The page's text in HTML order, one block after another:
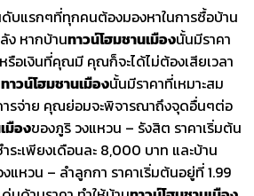
รกๆที่ทุกคนต้องมองหาในการซื้อบ้าน
ง หากบ้านทาวน์โฮมชานเมืองนั้นมีราคา
อเงินที่คุณมี คุณก็จะได้ไม่ต้องเสียเวลา
ทาวน์โฮมชานเมืองนั้นมีราคาที่เหมาะสม
รจ่าย คุณย่อมจะพิจารณาถึงจุดอื่นๆต่อ
มืองของภูริ วงแหวน – รังสิต ราคาเริ่มต้น
ระเพียงเดือนละ 8,000 บาท และบ้าน
งแหวน – ลำลูกกา ราคาเริ่มต้นอยู่ที่ 1.99